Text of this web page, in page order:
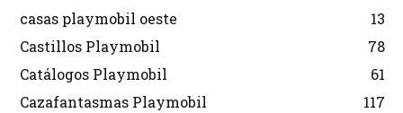
casas playmobil oeste
13
Castillos Playmobil
78
Catálogos Playmobil
61
Cazafantasmas Playmobil
117